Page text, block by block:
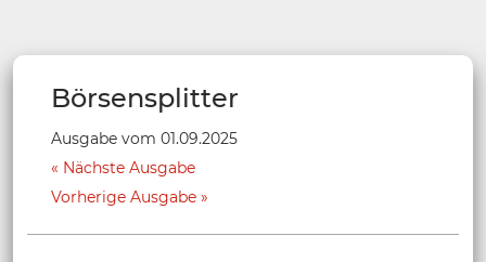
Börsensplitter
Ausgabe vom 01.09.2025
Nächste Ausgabe
Vorherige Ausgabe